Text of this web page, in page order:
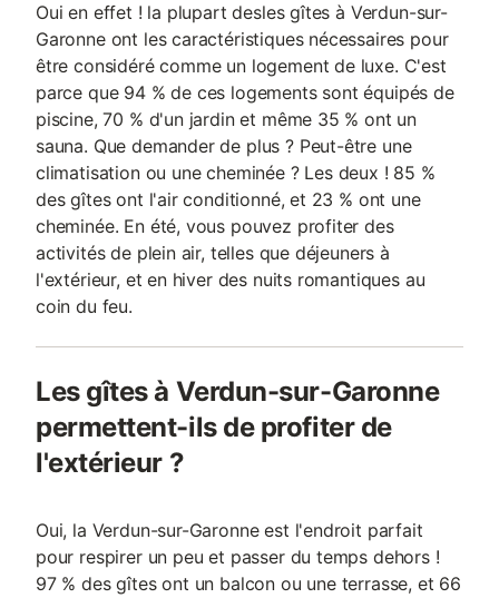
Oui en effet ! la plupart desles gîtes à Verdun-sur-
Garonne ont les caractéristiques nécessaires pour
être considéré comme un logement de luxe. C'est
parce que 94 % de ces logements sont équipés de
piscine, 70 % d'un jardin et même 35 % ont un
sauna. Que demander de plus ? Peut-être une
climatisation ou une cheminée ? Les deux ! 85 %
des gîtes ont l'air conditionné, et 23 % ont une
cheminée. En été, vous pouvez profiter des
activités de plein air, telles que déjeuners à
l'extérieur, et en hiver des nuits romantiques au
coin du feu.
Les gîtes à Verdun-sur-Garonne
permettent-ils de profiter de
l'extérieur ?
Oui, la Verdun-sur-Garonne est l'endroit parfait
pour respirer un peu et passer du temps dehors !
97 % des gîtes ont un balcon ou une terrasse, et 66